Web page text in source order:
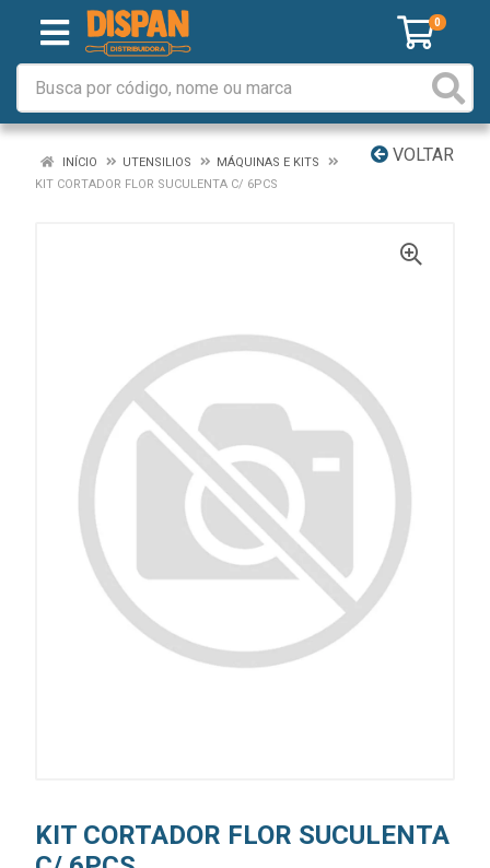
0
VOLTAR
INÍCIO UTENSILIOS
MÁQUINAS E KITS
KIT CORTADOR FLOR SUCULENTA C/ 6PCS
KIT CORTADOR FLOR SUCULENTA